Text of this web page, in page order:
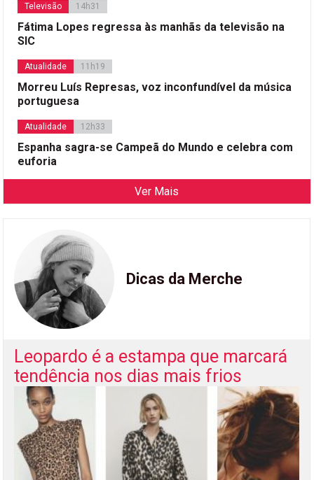
Televisão 14h31
Fátima Lopes regressa às manhãs da televisão na
SIC
Atualidade 11h19
Morreu Luís Represas, voz inconfundível da música
portuguesa
Atualidade 12h33
Espanha sagra-se Campeã do Mundo e celebra com
euforia
Ver Mais
Dicas da Merche
Leopardo é a estampa que marcará
tendência nos dias mais frios